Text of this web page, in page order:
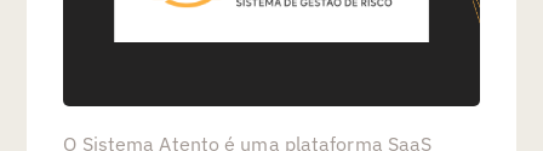
O Sistema Atento é uma plataforma SaaS